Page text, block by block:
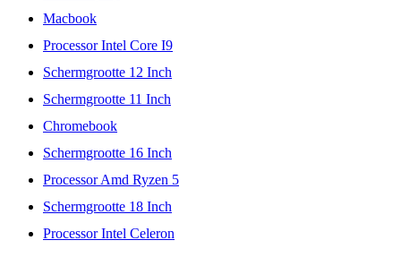
Macbook
Processor Intel Core I9
Schermgrootte 12 Inch
Schermgrootte 11 Inch
Chromebook
Schermgrootte 16 Inch
Processor Amd Ryzen 5
Schermgrootte 18 Inch
Processor Intel Celeron